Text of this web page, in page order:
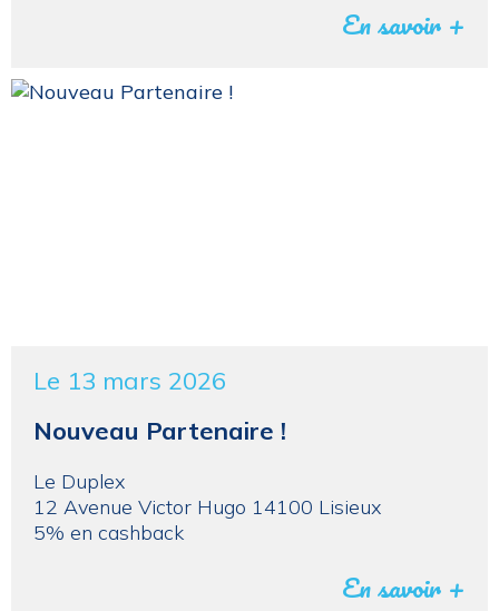
En savoir +
Le 13 mars 2026
Nouveau Partenaire !
Le Duplex
12 Avenue Victor Hugo 14100 Lisieux
5% en cashback
En savoir +